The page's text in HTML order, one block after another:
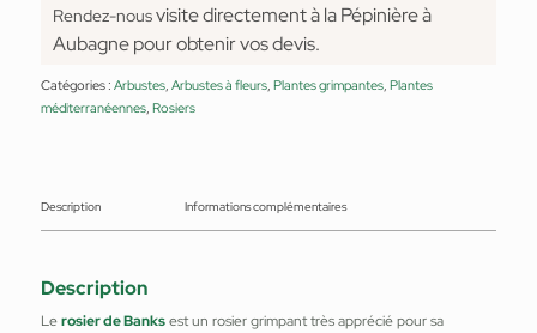
Rendez-nousvisite directement à la Pépinière à
Aubagne pour obtenir vos devis.
Catégories : Arbustes, Arbustes à fleurs, Plantes grimpantes, Plantes
méditerranéennes, Rosiers
Description Informations complémentaires
Description
Lerosier de Banksest un rosier grimpant très apprécié pour sa